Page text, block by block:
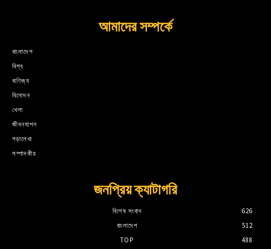
আমাদের সম্পর্কে
বাংলাদেশ
বিশ্ব
বাণিজ্য
বিনোদন
খেলা
জীবনযাপন
পড়ালেখা
সম্পাদকীয়
জনপ্রিয় ক্যাটাগরি
বিশেষ সংবাদ
626
বাংলাদেশ
512
TOP
488